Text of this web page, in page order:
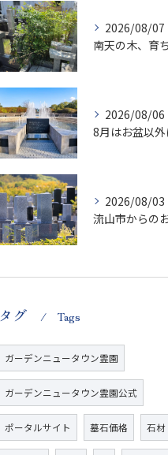
2026/08/07
2026/08/06
2026/08/03
タグ Tags
ガーデンニュータウン霊園
ガーデンニュータウン霊園公式
ポータルサイト 墓石価格 石材